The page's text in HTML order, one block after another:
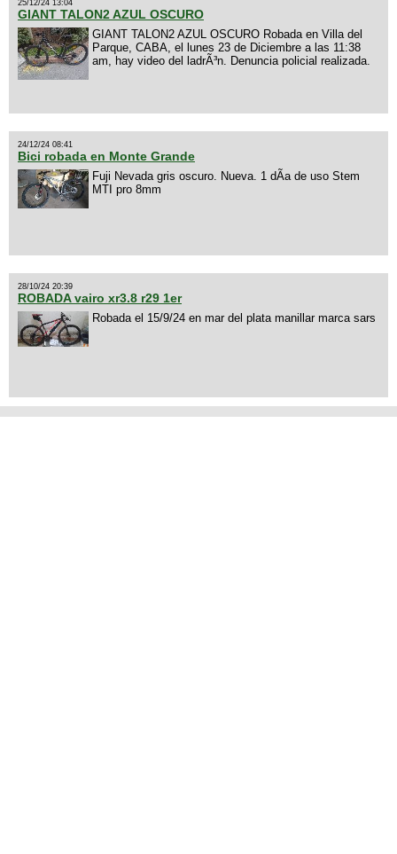
25/12/24 13:04
GIANT TALON2 AZUL OSCURO
GIANT TALON2 AZUL OSCURO Robada en Villa del
Parque, CABA, el lunes 23 de Diciembre a las 11:38
am, hay video del ladrÃ³n. Denuncia policial realizada.
24/12/24 08:41
Bici robada en Monte Grande
Fuji Nevada gris oscuro. Nueva. 1 dÃ­a de uso Stem
MTI pro 8mm
28/10/24 20:39
ROBADA vairo xr3.8 r29 1er
Robada el 15/9/24 en mar del plata manillar marca sars